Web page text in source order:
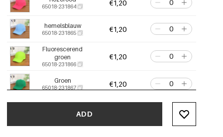
65018-231864 €1,20
hemelsblauw
65018-231865 €1,20
Fluorescerend
groen
65018-231866
€1,20
Groen
65018-231867 €1,20
65018-231868ADD